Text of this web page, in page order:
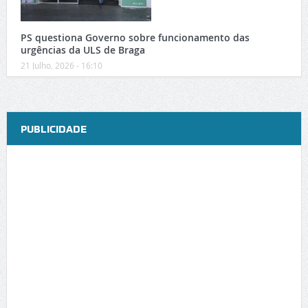
PS questiona Governo sobre funcionamento das
urgências da ULS de Braga
21 Julho, 2026 - 16:10
PUBLICIDADE